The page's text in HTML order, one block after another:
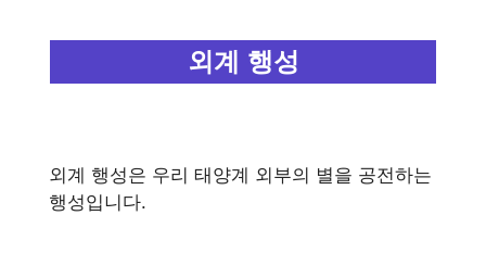
외계 행성
외계 행성은 우리 태양계 외부의 별을 공전하는
행성입니다.